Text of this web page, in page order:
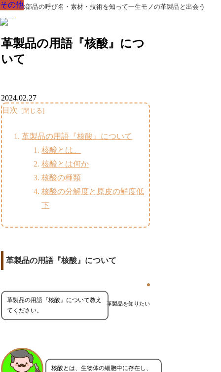
革製品の部品の呼び名・素材・技術を知って一生モノの革製品と出会う
革製品の用語『核酸』につ
いて
その他
2024.02.27
目次
革製品の用語『核酸』について
核酸とは。
核酸とは何か
核酸の種類
核酸の分解度と原皮の鮮度低
下
革製品の用語『核酸』について
革製品を知りたい
革製品の用語『核酸』について教え
てください。
核酸とは、生物体の細胞中に存在し、
その他
その他
その他
その他
その他
その他